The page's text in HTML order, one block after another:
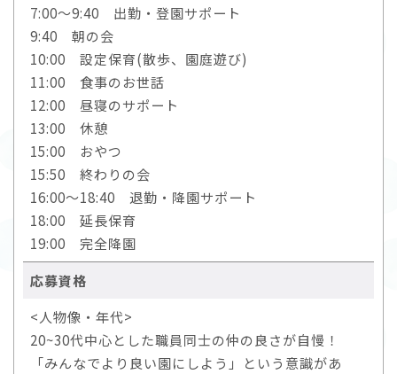
7:00～9:40 出勤・登園サポート
9:40 朝の会
10:00 設定保育(散歩、園庭遊び)
11:00 食事のお世話
12:00 昼寝のサポート
13:00 休憩
15:00 おやつ
15:50 終わりの会
16:00～18:40 退勤・降園サポート
18:00 延長保育
19:00 完全降園
応募資格
<人物像・年代>
20~30代中心とした職員同士の仲の良さが自慢！
「みんなでより良い園にしよう」という意識があ